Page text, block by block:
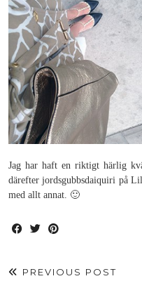
Jag har haft en riktigt härlig
därefter jordsgubbsdaiquiri på
med allt annat. 🙂
PREVIOUS POST